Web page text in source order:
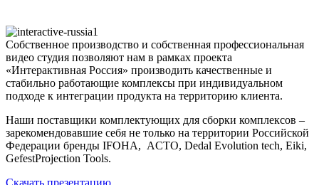
Собственное производство и собственная профессиональная
видео студия позволяют нам в рамках проекта
«Интерактивная Россия» производить качественные и
стабильно работающие комплексы при индивидуальном
подходе к интеграции продукта на территорию клиента.
Наши поставщики комплектующих для сборки комплексов –
зарекомендовавшие себя не только на территории Российской
Федерации бренды IFOHA, ACTO, Dedal Evolution tech, Eiki,
GefestProjection Tools.